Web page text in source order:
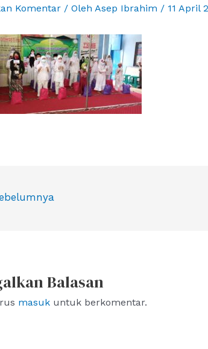
Komentar / Oleh Asep Ibrahim / 11 April
Balasan
masukuntuk berkomentar.